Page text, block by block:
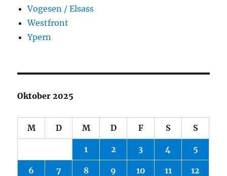
Vogesen / Elsass
Westfront
Ypern
Oktober 2025
M D M D F S S
1 2 3 4 5
6 7 8 9 10 11 12